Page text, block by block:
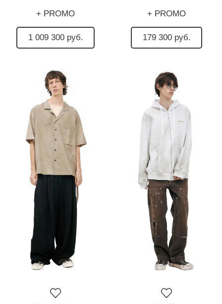
+ PROMO
1 009 300 руб.
+ PROMO
179 300 руб.